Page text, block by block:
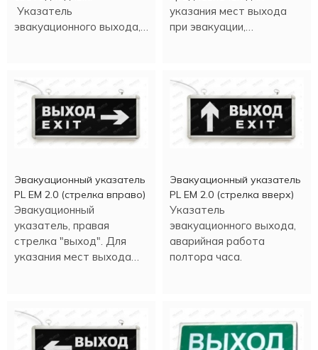
Указатель
эвакуационного выхода,
указания мест выхода
при эвакуации,
Эвакуационный указатель
PL EM 2.0 (стрелка вправо)
Эвакуационный
указатель, правая
стрелка "выход". Для
указания мест выхода
Эвакуационный указатель
PL EM 2.0 (стрелка вверх)
Указатель
эвакуационного выхода,
аварийная работа
полтора часа.